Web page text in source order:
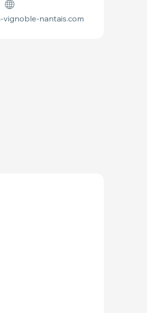
vignoble-nantais.com